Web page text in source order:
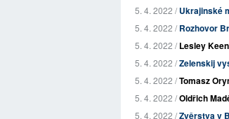
5. 4. 2022 /Ukrajinské
5. 4. 2022 /Rozhovor
5. 4. 2022 /Lesley Keen
5. 4. 2022 /Zelenskij
5. 4. 2022 /Tomasz
5. 4. 2022 /Oldřich
5. 4. 2022 /Zvěrstva v